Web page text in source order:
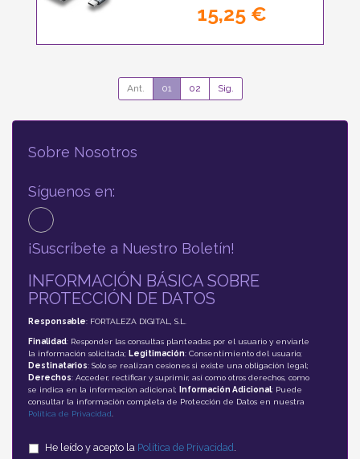
15,25 €
Ant. 01 02 Sig.
Sobre Nosotros
Síguenos en:
¡Suscríbete a Nuestro Boletín!
INFORMACIÓN BÁSICA SOBRE
PROTECCIÓN DE DATOS
Responsable: FORTALEZA DIGITAL, S.L.
Finalidad: Responder las consultas planteadas por el usuario y enviarle
la información solicitada; Legitimación: Consentimiento del usuario;
Destinatarios: Solo se realizan cesiones si existe una obligación legal;
Derechos: Acceder, rectificar y suprimir, así como otros derechos, como
se indica en la información adicional;
Información Adicional: Puede
consultar la información completa de Protección de Datos en nuestra
Política de Privacidad
He leído y acepto la Política de Privacidad